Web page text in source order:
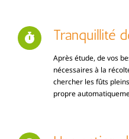
Tranquillité
Après étude, de vos
nécessaires à la
chercher les fûts
propre